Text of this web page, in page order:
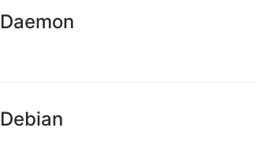
Daemon
Debian